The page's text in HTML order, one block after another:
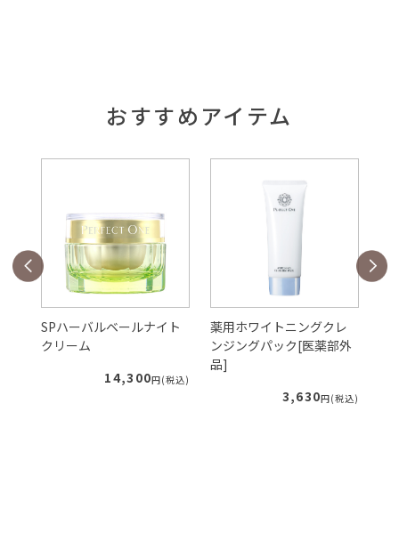
おすすめアイテム
SPハーバルベールナイト
クリーム
14,300円(税込)
薬用ホワイトニングクレ
ンジングパック[医薬部外
品]
3,630円(税込)